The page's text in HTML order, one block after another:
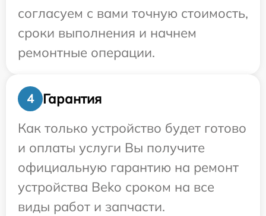
согласуем с вами точную стоимость,
сроки выполнения и начнем
ремонтные операции.
4
Гарантия
Как только устройство будет готово
и оплаты услуги Вы получите
официальную гарантию на ремонт
устройства Beko сроком на все
виды работ и запчасти.